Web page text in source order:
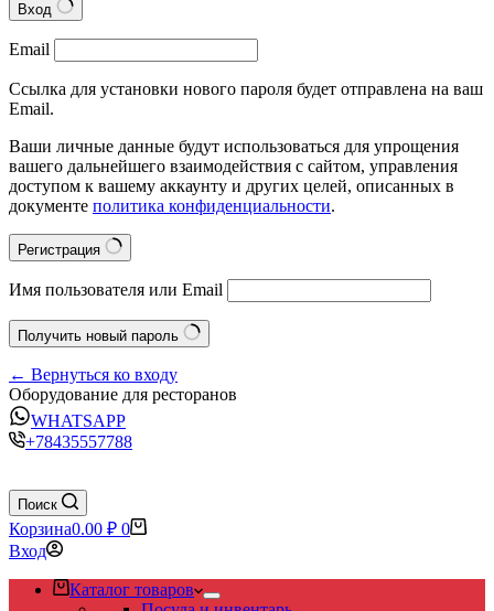
Вход
Email
Ссылка для установки нового пароля будет отправлена на ваш
Email.
Ваши личные данные будут использоваться для упрощения
вашего дальнейшего взаимодействия с сайтом, управления
доступом к вашему аккаунту и других целей, описанных в
документе политика конфиденциальности.
Регистрация
Имя пользователя или Email
Получить новый пароль
← Вернуться ко входу
Оборудование для ресторанов
WHATSAPP
+78435557788
Поиск
Корзина0.00 ₽ 0
Вход
Каталог товаров